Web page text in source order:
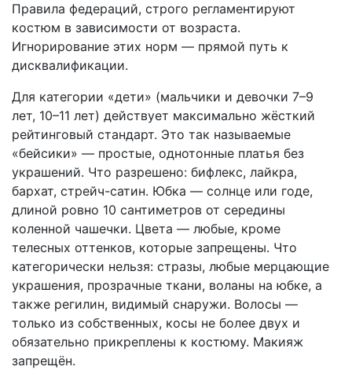
Правила федераций, строго регламентируют
костюм в зависимости от возраста.
Игнорирование этих норм — прямой путь к
дисквалификации.
Для категории «дети» (мальчики и девочки 7–9
лет, 10–11 лет) действует максимально жёсткий
рейтинговый стандарт. Это так называемые
«бейсики» — простые, однотонные платья без
украшений. Что разрешено: бифлекс, лайкра,
бархат, стрейч-сатин. Юбка — солнце или годе,
длиной ровно 10 сантиметров от середины
коленной чашечки. Цвета — любые, кроме
телесных оттенков, которые запрещены. Что
категорически нельзя: стразы, любые мерцающие
украшения, прозрачные ткани, воланы на юбке, а
также регилин, видимый снаружи. Волосы —
только из собственных, косы не более двух и
обязательно прикреплены к костюму. Макияж
запрещён.